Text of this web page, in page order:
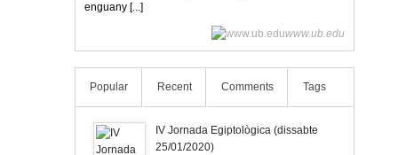
enguany [...]
www.ub.edu
Popular Recent Comments Tags
IV Jornada Egiptològica (dissabte
25/01/2020)